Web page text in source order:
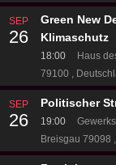
SEP
26
Green New
Klimaschutz
18:00 Haus
79100
SEP
26
Politischer
19:00
Breisgau 79098